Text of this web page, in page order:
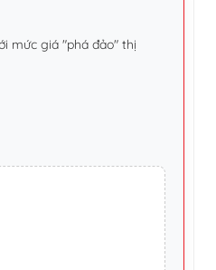
mức giá "phá đảo" thị